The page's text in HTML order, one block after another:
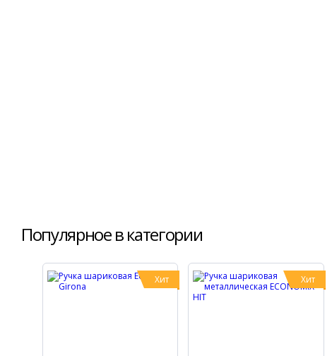
Популярное в категории
Хит Хит